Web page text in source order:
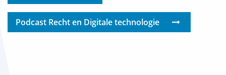
Podcast Recht en Digitale technologie